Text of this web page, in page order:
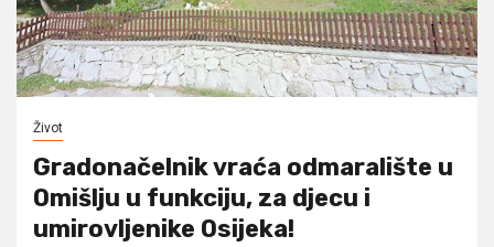
Život
Gradonačelnik vraća odmaralište u
Omišlju u funkciju, za djecu i
umirovljenike Osijeka!